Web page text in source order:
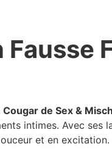
Fausse
de Sex &
intimes. Avec ses
et en excitation.